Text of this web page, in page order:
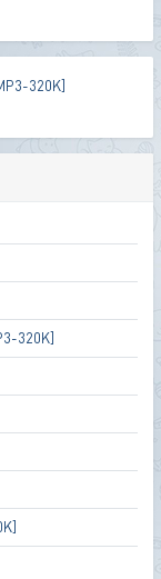
320K]
320K]